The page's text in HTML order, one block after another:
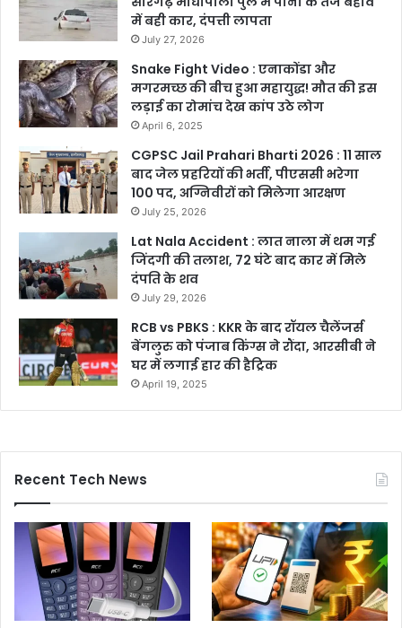
में बही कार, दंपत्ती लापता
July 27, 2026
Snake Fight Video : एनाकोंडा और
मगरमच्छ की बीच हुआ महायुद्ध! मौत की इस
लड़ाई का रोमांच देख कांप उठे लोग
April 6, 2025
CGPSC Jail Prahari Bharti 2026 : 11 साल
बाद जेल प्रहरियों की भर्ती, पीएससी भरेगा
100 पद, अग्निवीरों को मिलेगा आरक्षण
July 25, 2026
Lat Nala Accident : लात नाला में थम गई
जिंदगी की तलाश, 72 घंटे बाद कार में मिले
दंपति के शव
July 29, 2026
RCB vs PBKS : KKR के बाद रॉयल चैलेंजर्स
बेंगलुरु को पंजाब किंग्स ने रौंदा, आरसीबी ने
घर में लगाई हार की हैट्रिक
April 19, 2025
Recent Tech News